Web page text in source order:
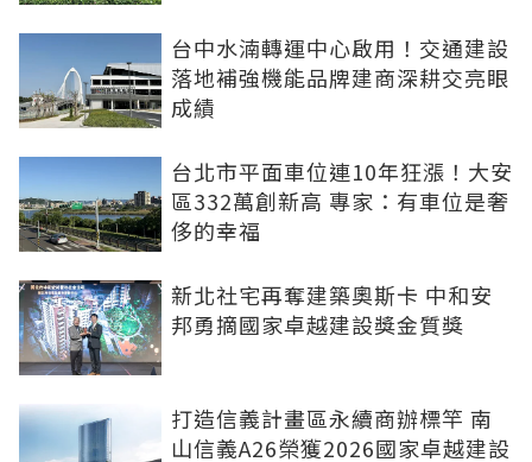
台中水湳轉運中心啟用！交通建設
落地補強機能品牌建商深耕交亮眼
成績
台北市平面車位連10年狂漲！大安
區332萬創新高 專家：有車位是奢
侈的幸福
新北社宅再奪建築奧斯卡 中和安
邦勇摘國家卓越建設獎金質獎
打造信義計畫區永續商辦標竿 南
山信義A26榮獲2026國家卓越建設